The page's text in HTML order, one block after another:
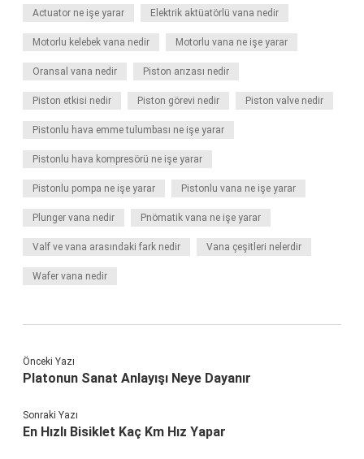
Actuator ne işe yarar Elektrik aktüatörlü vana nedir
Motorlu kelebek vana nedir Motorlu vana ne işe yarar
Oransal vana nedir Piston arızası nedir
Piston etkisi nedir Piston görevi nedir Piston valve nedir
Pistonlu hava emme tulumbası ne işe yarar
Pistonlu hava kompresörü ne işe yarar
Pistonlu pompa ne işe yarar Pistonlu vana ne işe yarar
Plunger vana nedir Pnömatik vana ne işe yarar
Valf ve vana arasındaki fark nedir Vana çeşitleri nelerdir
Wafer vana nedir
Önceki Yazı
Platonun Sanat Anlayışı Neye Dayanır
Sonraki Yazı
En Hızlı Bisiklet Kaç Km Hız Yapar